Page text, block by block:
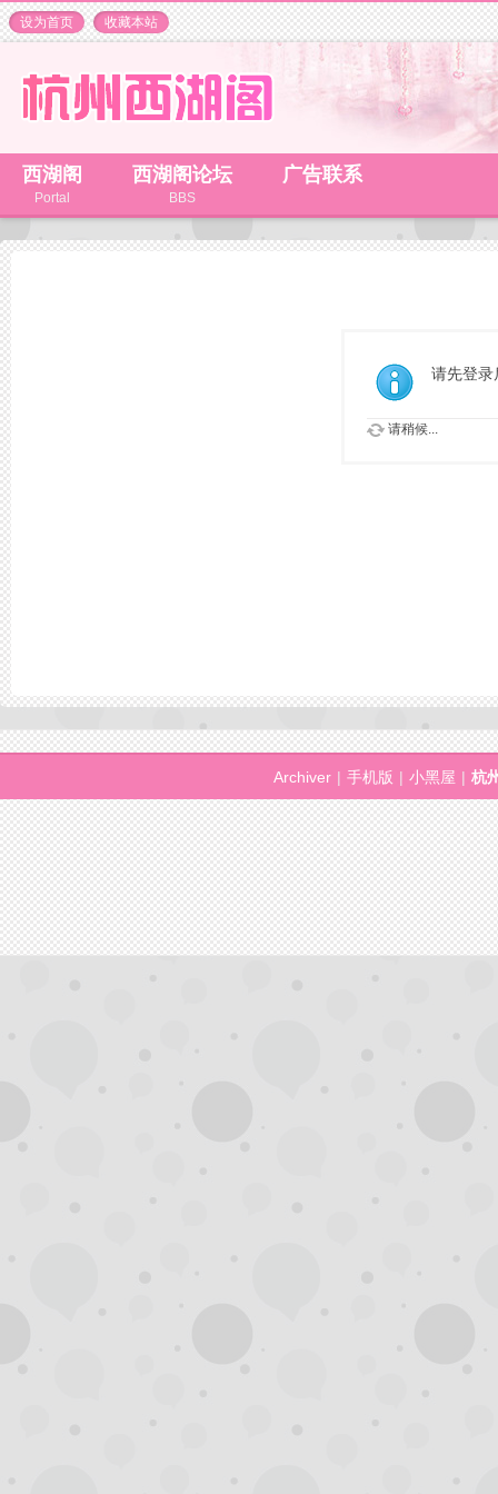
设为首页 收藏本站
西湖阁
Portal
西湖阁论坛
BBS
广告联系
请先登录
请稍候...
Archiver | 手机版 | 小黑屋 | 杭